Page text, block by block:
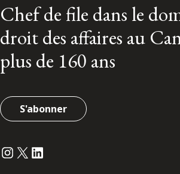
Chef de file dans le
droit des affaires au
plus de 160 ans
S'abonner
Instagram
Twitter
LinkedIn